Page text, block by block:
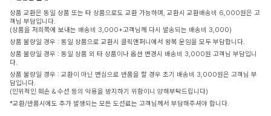
상품 교환은 동일 상품 또는 타 상품으로도 교환 가능하며, 교환시 교환배송비 6,000원은 고
객님 부담입니다.
(상품을 저희쪽에 보내는 배송비 3,000+고객님께 다시 발송되는 배송비 3,000)
상품 불량일 경우 : 동일 상품으로 교환시 클릭앤퍼니에서 왕복 운임을 모두 부담합니다.
상품 불량일 경우 : 동일 상품 외 타 상품이나 옵션 변경시 배송비 3,000원 고객님 부담입니
다.
상품 불량일 경우 : 교환이 아닌 변심으로 반품을 할 경우 초기 배송비 3,000원은 고객님 부
담입니다.
(인위적인 훼손 & 수선 등의 악용을 방지하기 위함이니 양해부탁드립니다)
*교환/반품시에도 추가 발생되는 모든 도선료는 고객님께서 부담해주셔야 합니다.